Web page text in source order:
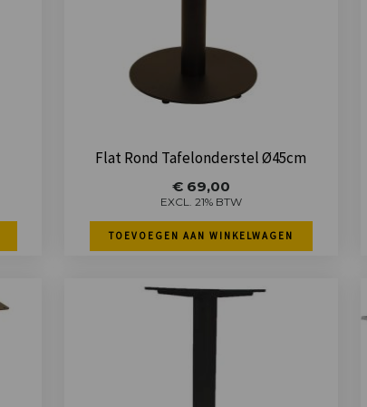
het nog sneller te
Nu minimaal
En pakketdienst
Goed bereikbaar en op mijn
vraag of het toch op een
andere adres en [...]
Flat Rond Tafelonderstel Ø45cm
€69,00
EXCL. 21% BTW
TOEVOEGEN AAN WINKELWAGEN